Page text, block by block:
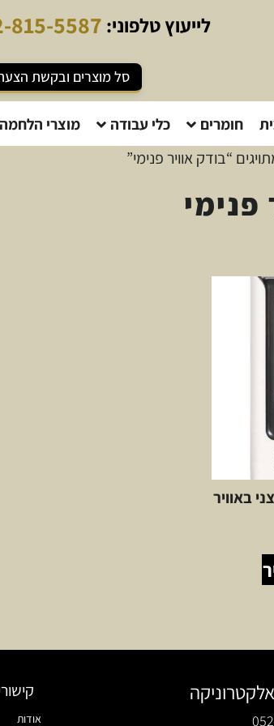
לייעוץטלפוני: -815-5587
סל מוצרים ובקשת
חומרים כלי עבודה מוצרי הלחמה
“בודק אוויר פנימי”
פנימי
באוויר
אודות